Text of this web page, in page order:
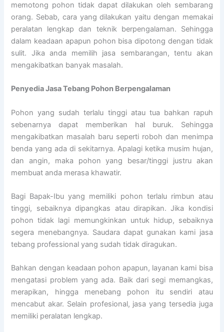
memotong pohon tidak dapat dilakukan oleh sembarang
orang. Sebab, cara yang dilakukan yaitu dengan memakai
peralatan lengkap dan teknik berpengalaman. Sehingga
dalam keadaan apapun pohon bisa dipotong dengan tidak
sulit. Jika anda memilih jasa sembarangan, tentu akan
mengakibatkan banyak masalah.
PenyediaJasa Tebang Pohon Berpengalaman
Pohon yang sudah terlalu tinggi atau tua bahkan rapuh
sebenarnya dapat memberikan hal buruk. Sehingga
mengakibatkan masalah baru seperti roboh dan menimpa
benda yang ada di sekitarnya. Apalagi ketika musim hujan,
dan angin, maka pohon yang besar/tinggi justru akan
membuat anda merasa khawatir.
Bagi Bapak-Ibu yang memiliki pohon terlalu rimbun atau
tinggi, sebaiknya dipangkas atau dirapikan. Jika kondisi
pohon tidak lagi memungkinkan untuk hidup, sebaiknya
segera menebangnya. Saudara dapat gunakan kami jasa
tebang professional yang sudah tidak diragukan.
Bahkan dengan keadaan pohon apapun, layanan kami bisa
mengatasi problem yang ada. Baik dari segi memangkas,
merapikan, hingga menebang pohon itu sendiri atau
mencabut akar. Selain profesional, jasa yang tersedia juga
memiliki peralatan lengkap.